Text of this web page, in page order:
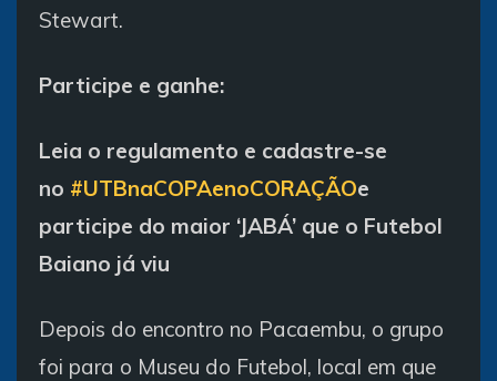
Stewart.
Participe e ganhe:
Leia o regulamento e cadastre-se
no #UTBnaCOPAenoCORAÇÃOe
participe do maior ‘JABÁ’ que o Futebol
Baiano já viu
Depois do encontro no Pacaembu, o grupo
foi para o Museu do Futebol, local em que